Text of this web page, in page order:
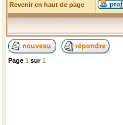
Revenir en haut de page
Page 1 sur1